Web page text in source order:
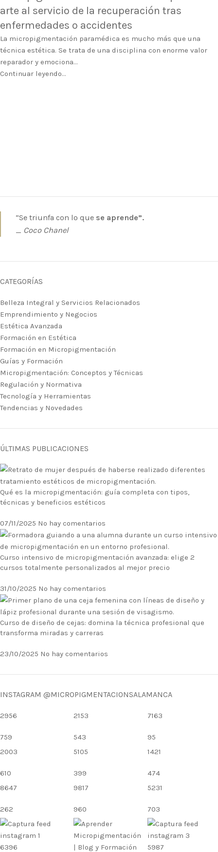
arte al servicio de la recuperación tras
enfermedades o accidentes
La micropigmentación paramédica es mucho más que una
técnica estética. Se trata de una disciplina con enorme valor
reparador y emociona...
Continuar leyendo...
“Se triunfa con lo que se aprende”.
_ Coco Chanel
CATEGORÍAS
Belleza Integral y Servicios Relacionados
Emprendimiento y Negocios
Estética Avanzada
Formación en Estética
Formación en Micropigmentación
Guías y Formación
Micropigmentación: Conceptos y Técnicas
Regulación y Normativa
Tecnología y Herramientas
Tendencias y Novedades
ÚLTIMAS PUBLICACIONES
Qué es la micropigmentación: guía completa con tipos,
técnicas y beneficios estéticos
07/11/2025 No hay comentarios
Curso intensivo de micropigmentación avanzada: elige 2
cursos totalmente personalizados al mejor precio
31/10/2025 No hay comentarios
Curso de diseño de cejas: domina la técnica profesional que
transforma miradas y carreras
23/10/2025 No hay comentarios
INSTAGRAM @MICROPIGMENTACIONSALAMANCA
2956
759
2153
543
7163
95
2003
610
5105
399
1421
474
8647
262
9817
960
5231
703
6396 5987